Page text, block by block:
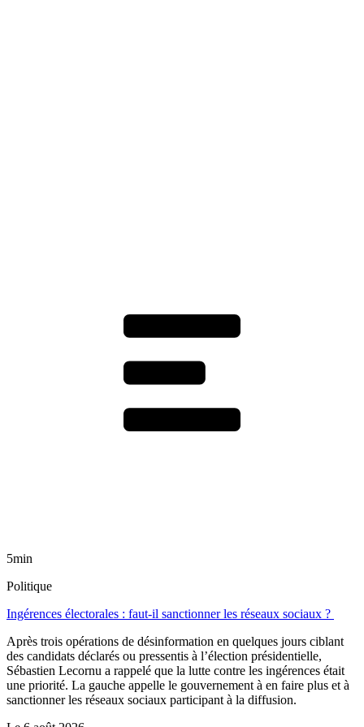
5min
Politique
Ingérences électorales : faut-il sanctionner les réseaux sociaux ?
Après trois opérations de désinformation en quelques jours ciblant
des candidats déclarés ou pressentis à l’élection présidentielle,
Sébastien Lecornu a rappelé que la lutte contre les ingérences était
une priorité. La gauche appelle le gouvernement à en faire plus et à
sanctionner les réseaux sociaux participant à la diffusion.